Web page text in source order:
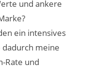
und ankere
ein intensives
meine
Rate und